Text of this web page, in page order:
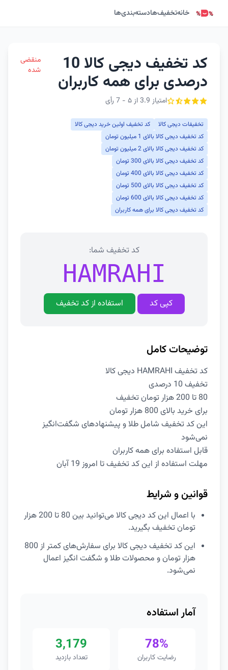
خانهتخفیف‌هادسته‌بندی‌ها
کد تخفیف دیجی کالا 10
درصدی برای همه کاربران
امتیاز 3.9 از ۵ - 7 رأی
منقضی
شده
تخفیفات دیجی کالا
کد تخفیف اولین خرید دیجی کالا
کد تخفیف دیجی کالا بالای 1 میلیون تومان
کد تخفیف دیجی کالا بالای 2 میلیون تومان
کد تخفیف دیجی کالا بالای 300 تومان
کد تخفیف دیجی کالا بالای 400 تومان
کد تخفیف دیجی کالا بالای 500 تومان
کد تخفیف دیجی کالا بالای 600 تومان
کد تخفیف دیجی کالا برای همه کاربران
کد تخفیف شما:
HAMRAHI
کپی کد استفاده از کد تخفیف
توضیحات کامل
کد تخفیف HAMRAHI دیجی کالا
تخفیف 10 درصدی
80 تا 200 هزار تومان تخفیف
برای خرید بالای 800 هزار تومان
این کد تخفیف شامل طلا و پیشنهادهای شگفت‌انگیز
نمی‌شود
قابل استفاده برای همه کاربران
مهلت استفاده از این کد تخفیف تا امروز 19 آبان
قوانین و شرایط
با اعمال این کد دیجی کالا می‌توانید بین 80 تا 200 هزار
تومان تخفیف بگیرید.
این کد تخفیف دیجی کالا برای سفارش‌های کمتر از 800
هزار تومان و محصولات طلا و شگفت انگیز اعمال
نمی‌شود.
آمار استفاده
78%
رضایت کاربران
3,179
تعداد بازدید